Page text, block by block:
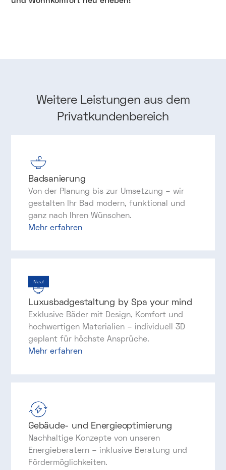
Weitere Leistungen aus dem
Privatkundenbereich
Badsanierung
Von der Planung bis zur Umsetzung – wir
gestalten Ihr Bad modern, funktional und
ganz nach Ihren Wünschen.
Mehr erfahren
Neu!
Luxusbadgestaltung by Spa your mind
Exklusive Bäder mit Design, Komfort und
hochwertigen Materialien – individuell 3D
geplant für höchste Ansprüche.
Mehr erfahren
Gebäude- und Energieoptimierung
Nachhaltige Konzepte von unseren
Energieberatern – inklusive Beratung und
Fördermöglichkeiten.